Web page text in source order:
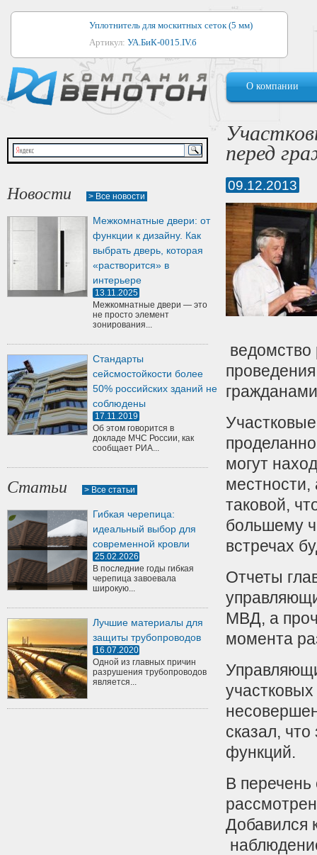
Уплотнитель для москитных сеток (5 мм)
Артикул: УА.БиК-0015.IV.б
Уплотнитель для алюминиевых окон
Артикул:1044
Уплотнитель для деревянных окон
Артикул:УМ.БиК-0062.IV.б
Уплотнитель лоджиевый для (4, 5, 6 мм)
Уплотнитель для деревянных дверей
Артикул:
О компании
Новости > Все новости
Межкомнатные двери: от
функции к дизайну. Как
выбрать дверь, которая
«растворится» в
интерьере
13.11.2025
Межкомнатные двери — это
не просто элемент
зонирования...
Стандарты
сейсмостойкости более
50% российских зданий не
соблюдены
17.11.2019
Об этом говорится в
докладе МЧС России, как
сообщает РИА...
Статьи > Все статьи
Гибкая черепица:
идеальный выбор для
современной кровли
25.02.2026
В последние годы гибкая
черепица завоевала
широкую...
Лучшие материалы для
защиты трубопроводов
16.07.2020
Одной из главных причин
разрушения трубопроводов
является...
перед
09.12.2013
ведомство
могут
местности,
таковой,
большему
встречах
Отчеты
МВД, а
момента
сказал,
функций.
В перечень
Добавился